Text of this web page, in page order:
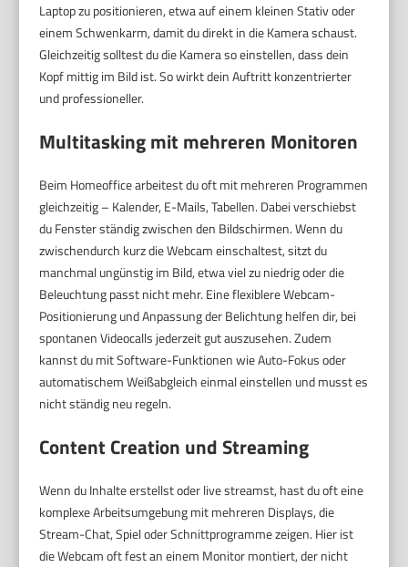
Laptop zu positionieren, etwa auf einem kleinen Stativ oder
einem Schwenkarm, damit du direkt in die Kamera schaust.
Gleichzeitig solltest du die Kamera so einstellen, dass dein
Kopf mittig im Bild ist. So wirkt dein Auftritt konzentrierter
und professioneller.
Multitasking mit mehreren Monitoren
Beim Homeoffice arbeitest du oft mit mehreren Programmen
gleichzeitig – Kalender, E-Mails, Tabellen. Dabei verschiebst
du Fenster ständig zwischen den Bildschirmen. Wenn du
zwischendurch kurz die Webcam einschaltest, sitzt du
manchmal ungünstig im Bild, etwa viel zu niedrig oder die
Beleuchtung passt nicht mehr. Eine flexiblere Webcam-
Positionierung und Anpassung der Belichtung helfen dir, bei
spontanen Videocalls jederzeit gut auszusehen. Zudem
kannst du mit Software-Funktionen wie Auto-Fokus oder
automatischem Weißabgleich einmal einstellen und musst es
nicht ständig neu regeln.
Content Creation und Streaming
Wenn du Inhalte erstellst oder live streamst, hast du oft eine
komplexe Arbeitsumgebung mit mehreren Displays, die
Stream-Chat, Spiel oder Schnittprogramme zeigen. Hier ist
die Webcam oft fest an einem Monitor montiert, der nicht